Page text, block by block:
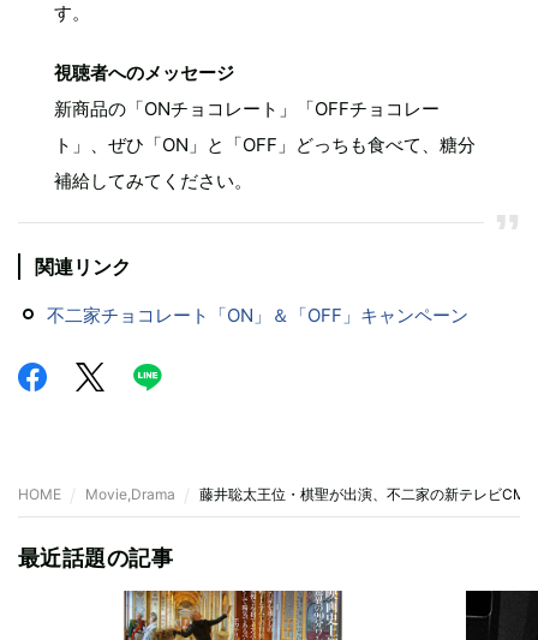
す。
視聴者へのメッセージ
新商品の「ONチョコレート」「OFFチョコレー
ト」、ぜひ「ON」と「OFF」どっちも食べて、糖分
補給してみてください。
関連リンク
不二家チョコレート「ON」＆「OFF」キャンペーン
HOME Movie,Drama 藤井聡太王位・棋聖が出演、不二家の新テレビCM
最近話題の記事